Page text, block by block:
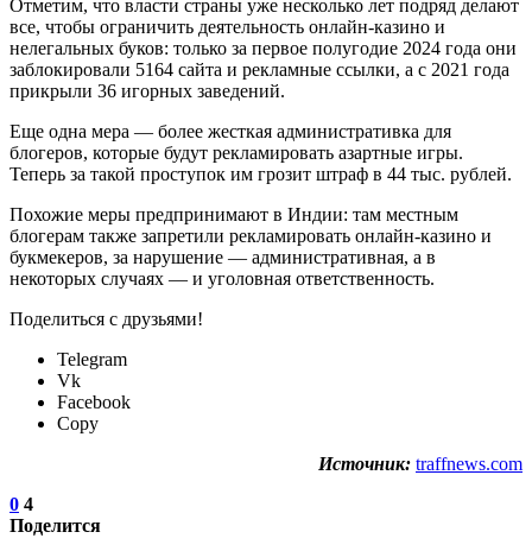
Отметим, что власти страны уже несколько лет подряд делают
все, чтобы ограничить деятельность онлайн-казино и
нелегальных буков: только за первое полугодие 2024 года они
заблокировали 5164 сайта и рекламные ссылки, а с 2021 года
прикрыли 36 игорных заведений.
Еще одна мера — более жесткая административка для
блогеров, которые будут рекламировать азартные игры.
Теперь за такой проступок им грозит штраф в 44 тыс. рублей.
Похожие меры предпринимают в Индии: там местным
блогерам также запретили рекламировать онлайн-казино и
букмекеров, за нарушение — административная, а в
некоторых случаях — и уголовная ответственность.
Поделиться с друзьями!
Telegram
Vk
Facebook
Copy
Источник: traffnews.com
0 4
Поделится